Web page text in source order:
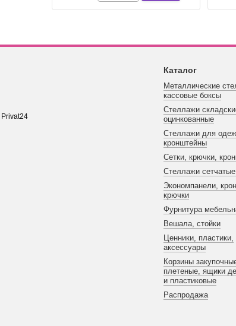
Каталог
Металлические
кассовые боксы
Стеллажи
оцинкованные
Стеллажи для
кронштейны
Сетки, крючки,
Стеллажи
Экономпанели,
крючки
Фурнитура
Вешала, стойки
Ценники, пластики,
аксессуары
Корзины
плетеные, ящики
и пластиковые
Распродажа